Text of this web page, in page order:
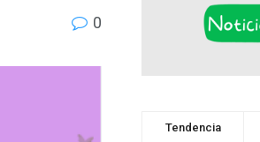
0
Tendencia